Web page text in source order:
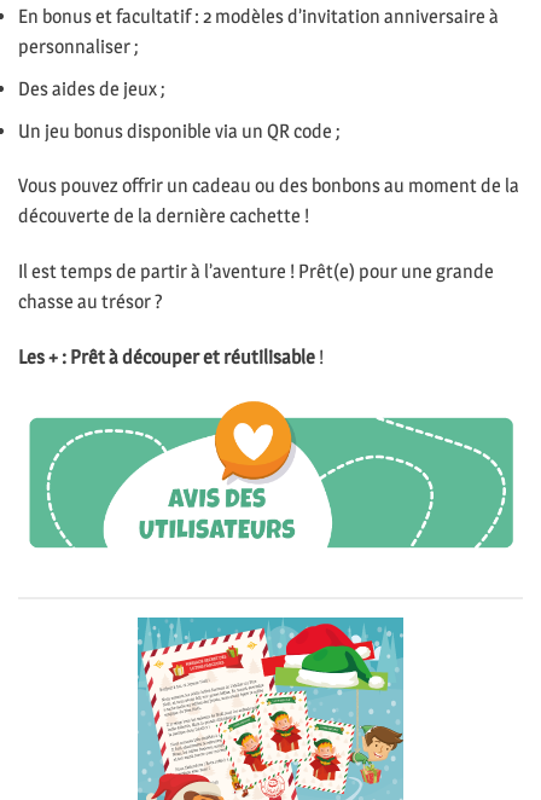
En bonus et facultatif : 2 modèles d’invitation anniversaire à
personnaliser ;
Des aides de jeux ;
Un jeu bonus disponible via un QR code ;
Vous pouvez offrir un cadeau ou des bonbons au moment de la
découverte de la dernière cachette !
Il est temps de partir à l’aventure ! Prêt(e) pour une grande
chasse au trésor ?
Les + : Prêt à découper et réutilisable !